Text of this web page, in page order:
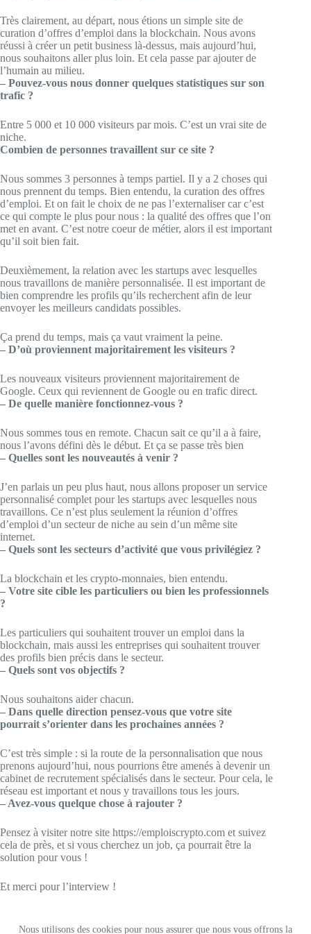
Nous utilisons des cookies pour nous assurer que nous vous offrons la
Très clairement, au départ, nous étions un simple site de
curation d’offres d’emploi dans la blockchain. Nous avons
réussi à créer un petit business là-dessus, mais aujourd’hui,
nous souhaitons aller plus loin. Et cela passe par ajouter de
l’humain au milieu.
– Pouvez-vous nous donner quelques statistiques sur son
trafic ?
Entre 5 000 et 10 000 visiteurs par mois. C’est un vrai site de
niche.
Combien de personnes travaillent sur ce site ?
Nous sommes 3 personnes à temps partiel. Il y a 2 choses qui
nous prennent du temps. Bien entendu, la curation des offres
d’emploi. Et on fait le choix de ne pas l’externaliser car c’est
ce qui compte le plus pour nous : la qualité des offres que l’on
met en avant. C’est notre coeur de métier, alors il est important
qu’il soit bien fait.
Deuxièmement, la relation avec les startups avec lesquelles
nous travaillons de manière personnalisée. Il est important de
bien comprendre les profils qu’ils recherchent afin de leur
envoyer les meilleurs candidats possibles.
Ça prend du temps, mais ça vaut vraiment la peine.
– D’où proviennent majoritairement les visiteurs ?
Les nouveaux visiteurs proviennent majoritairement de
Google. Ceux qui reviennent de Google ou en trafic direct.
– De quelle manière fonctionnez-vous ?
Nous sommes tous en remote. Chacun sait ce qu’il a à faire,
nous l’avons défini dès le début. Et ça se passe très bien
– Quelles sont les nouveautés à venir ?
J’en parlais un peu plus haut, nous allons proposer un service
personnalisé complet pour les startups avec lesquelles nous
travaillons. Ce n’est plus seulement la réunion d’offres
d’emploi d’un secteur de niche au sein d’un même site
internet.
– Quels sont les secteurs d’activité que vous privilégiez ?
La blockchain et les crypto-monnaies, bien entendu.
– Votre site cible les particuliers ou bien les professionnels
?
Les particuliers qui souhaitent trouver un emploi dans la
blockchain, mais aussi les entreprises qui souhaitent trouver
des profils bien précis dans le secteur.
– Quels sont vos objectifs ?
Nous souhaitons aider chacun.
– Dans quelle direction pensez-vous que votre site
pourrait s’orienter dans les prochaines années ?
C’est très simple : si la route de la personnalisation que nous
prenons aujourd’hui, nous pourrions être amenés à devenir un
cabinet de recrutement spécialisés dans le secteur. Pour cela, le
réseau est important et nous y travaillons tous les jours.
– Avez-vous quelque chose à rajouter ?
Pensez à visiter notre site https://emploiscrypto.com et suivez
cela de près, et si vous cherchez un job, ça pourrait être la
solution pour vous !
Et merci pour l’interview !